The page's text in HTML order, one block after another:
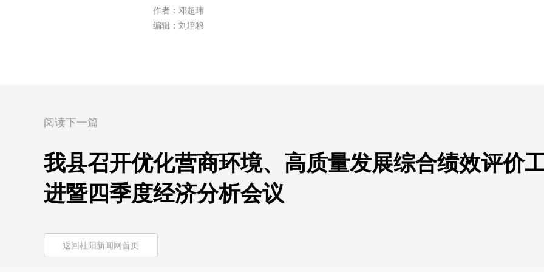
作者：邓超玮
编辑：刘培粮
阅读下一篇
我县召开优化营商环境、高质量发展综合绩效评价
进暨四季度经济分析会议
返回桂阳新闻网首页